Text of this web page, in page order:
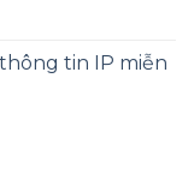
tin IP miễn